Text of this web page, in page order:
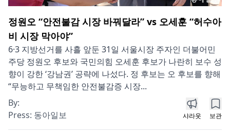
정원오 “안전불감 시장 바꿔달라” vs 오세훈 “허수아
비 시장 막아야”
6·3 지방선거를 사흘 앞둔 31일 서울시장 주자인 더불어민
주당 정원오 후보와 국민의힘 오세훈 후보가 나란히 보수 성
향이 강한 ‘강남권’ 공략에 나섰다. 정 후보는 오 후보를 향해
“무능하고 무책임한 안전불감증 시장...
By:
Press: 동아일보 샤라웃 보관